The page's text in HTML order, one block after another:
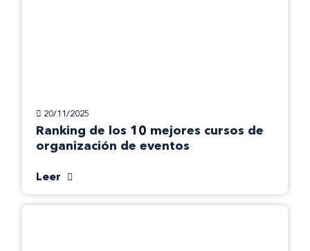
20/11/2025
Ranking de los 10 mejores cursos de
organización de eventos
Leer